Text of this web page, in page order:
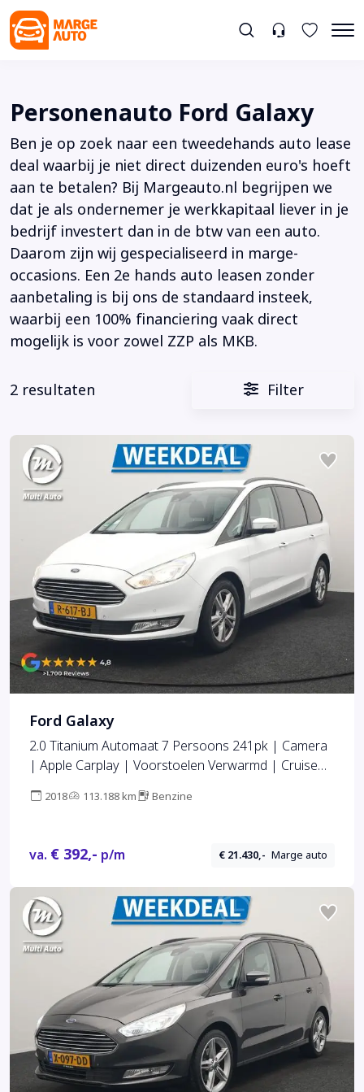
Personenauto Ford Galaxy
Ben je op zoek naar een tweedehands auto lease
deal waarbij je niet direct duizenden euro's hoeft
aan te betalen? Bij Margeauto.nl begrijpen we
dat je als ondernemer je werkkapitaal liever in je
bedrijf investert dan in de btw van een auto.
Daarom zijn wij gespecialiseerd in marge-
occasions. Een 2e hands auto leasen zonder
aanbetaling is bij ons de standaard insteek,
waarbij een 100% financiering vaak direct
mogelijk is voor zowel ZZP als MKB.
2 resultaten Filter
Ford Galaxy
2.0 Titanium Automaat 7 Persoons 241pk | Camera
| Apple Carplay | Voorstoelen Verwarmd | Cruise
2018 113.188 km Benzine
va. € 392,- p/m € 21.430,- Marge auto